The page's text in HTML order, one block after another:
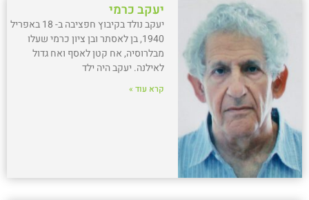
יעקב כרמי
יעקב נולד בקיבוץ חפציבה ב- 18 באפריל
1940, בן לאסתר ובן ציון כרמי שעלו
מבלרוסיה, אח קטן לאסף ואח גדול
לאילנה. יעקב היה ילד
קרא עוד »